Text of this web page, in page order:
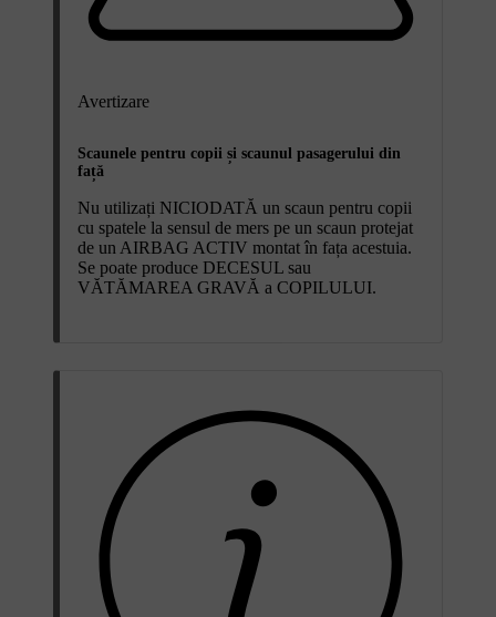
Avertizare
Scaunele pentru copii și scaunul pasagerului din
față
Nu utilizați NICIODATĂ un scaun pentru copii
cu spatele la sensul de mers pe un scaun protejat
de un AIRBAG ACTIV montat în fața acestuia.
Se poate produce DECESUL sau
VĂTĂMAREA GRAVĂ a COPILULUI.